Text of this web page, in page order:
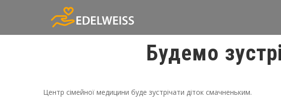
Будемо
Центр сімейної медицини буде зустрічати діток смачненьким.